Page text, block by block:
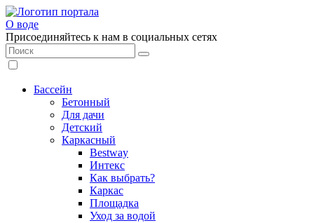
О воде
Присоединяйтесь к нам в социальных сетях
Бассейн
Бетонный
Для дачи
Детский
Каркасный
Bestway
Интекс
Как выбрать?
Каркас
Площадка
Уход за водой